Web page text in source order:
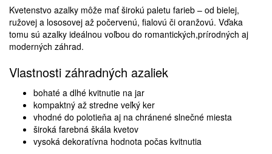
Kvetenstvo azalky môže mať širokú paletu farieb – od bielej,
ružovej a lososovej až počervenú, fialovú či oranžovú. Vďaka
tomu sú azalky ideálnou voľbou do romantických,prírodných aj
moderných záhrad.
Vlastnosti záhradných azaliek
bohaté a dlhé kvitnutie na jar
kompaktný až stredne veľký ker
vhodné do polotieňa aj na chránené slnečné miesta
široká farebná škála kvetov
vysoká dekoratívna hodnota počas kvitnutia